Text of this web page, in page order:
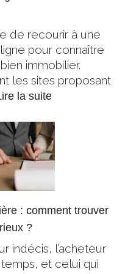
de recourir à une
pour connaître
immobilier.
les sites proposant
la suite
: comment trouver
?
indécis, l’acheteur
et celui qui